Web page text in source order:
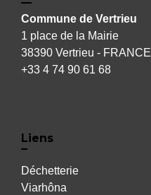
Commune de Vertrieu
1 place de la Mairie
38390 Vertrieu - FRANCE
+33 4 74 90 61 68
Liens
Déchetterie
Viarhôna